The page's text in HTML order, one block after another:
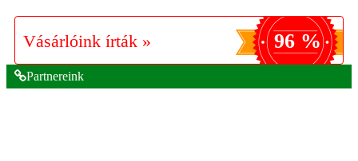
Vásárlóink írták » 96 %
Partnereink